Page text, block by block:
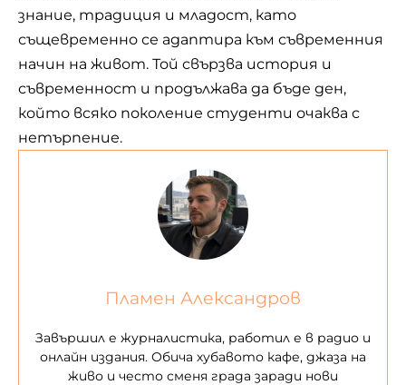
знание, традиция и младост, като
същевременно се адаптира към съвременния
начин на живот. Той свързва история и
съвременност и продължава да бъде ден,
който всяко поколение студенти очаква с
нетърпение.
Пламен Александров
Завършил е журналистика, работил е в радио и
онлайн издания. Обича хубавото кафе, джаза на
живо и често сменя града заради нови